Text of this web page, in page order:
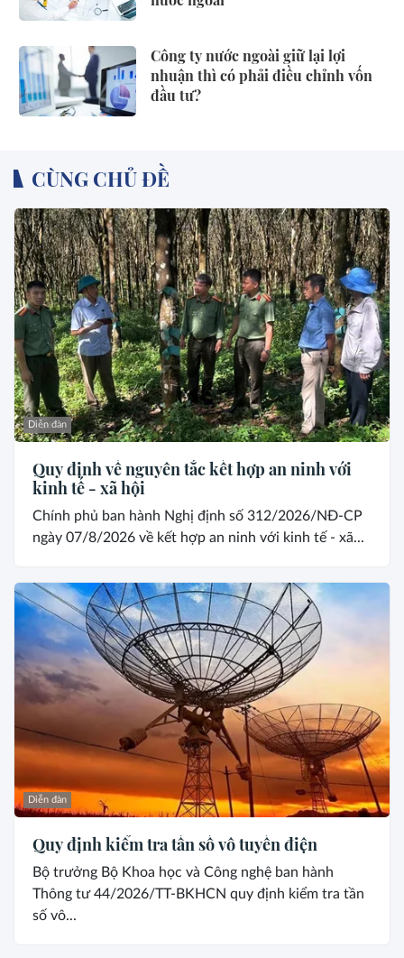
Công ty nước ngoài giữ lại lợi
nhuận thì có phải điều chỉnh vốn
đầu tư?
CÙNG CHỦ ĐỀ
Diễn đàn
Quy định về nguyên tắc kết hợp an ninh với
kinh tế - xã hội
Chính phủ ban hành Nghị định số 312/2026/NĐ-CP
ngày 07/8/2026 về kết hợp an ninh với kinh tế - xã...
Diễn đàn
Quy định kiểm tra tần số vô tuyến điện
Bộ trưởng Bộ Khoa học và Công nghệ ban hành
Thông tư 44/2026/TT-BKHCN quy định kiểm tra tần
số vô...